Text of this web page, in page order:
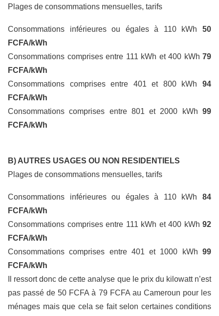
Plages de consommations mensuelles, tarifs
Consommations inférieures ou égales à 110 kWh 50
FCFA/kWh
Consommations comprises entre 111 kWh et 400 kWh 79
FCFA/kWh
Consommations comprises entre 401 et 800 kWh 94
FCFA/kWh
Consommations comprises entre 801 et 2000 kWh 99
FCFA/kWh
B) AUTRES USAGES OU NON RESIDENTIELS
Plages de consommations mensuelles, tarifs
Consommations inférieures ou égales à 110 kWh 84
FCFA/kWh
Consommations comprises entre 111 kWh et 400 kWh 92
FCFA/kWh
Consommations comprises entre 401 et 1000 kWh 99
FCFA/kWh
Il ressort donc de cette analyse que le prix du kilowatt n’est
pas passé de 50 FCFA à 79 FCFA au Cameroun pour les
ménages mais que cela se fait selon certaines conditions